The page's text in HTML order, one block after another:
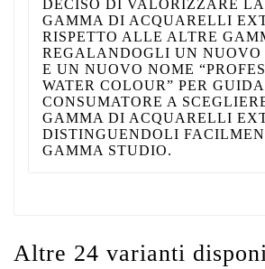
DECISO DI VALORIZZARE LA
GAMMA DI ACQUARELLI
RISPETTO ALLE ALTRE
REGALANDOGLI UN NUOVO
E UN NUOVO NOME
WATER COLOUR” PER
CONSUMATORE A
GAMMA DI ACQUARELLI
DISTINGUENDOLI
GAMMA STUDIO.
Altre 24 varianti